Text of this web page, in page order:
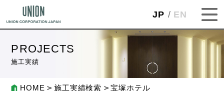
JP EN
PROJECTS
施工実績
HOME 施工実績検索 宝塚ホテル